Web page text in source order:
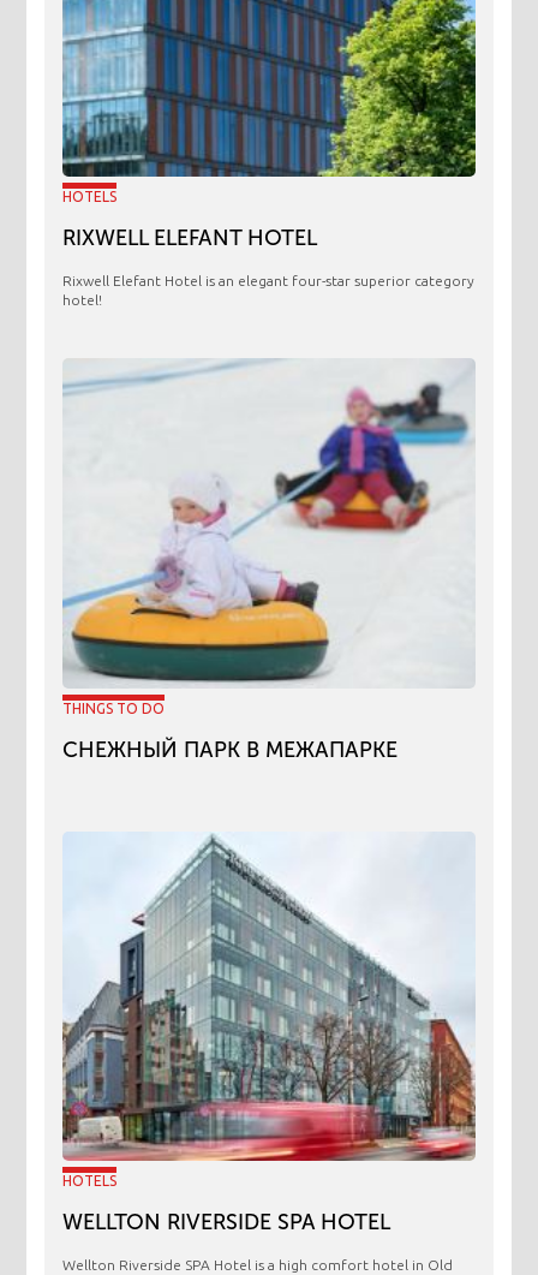
HOTELS
RIXWELL ELEFANT HOTEL
Rixwell Elefant Hotel is an elegant four-star superior category
hotel!
THINGS TO DO
СНЕЖНЫЙ ПАРК В МЕЖАПАРКЕ
HOTELS
WELLTON RIVERSIDE SPA HOTEL
Wellton Riverside SPA Hotel is a high comfort hotel in Old